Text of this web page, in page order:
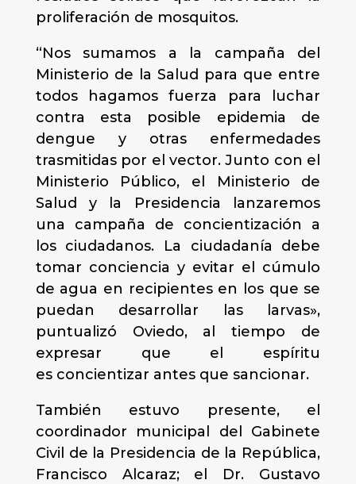
proliferación de mosquitos.
“Nos sumamos a la campaña del
Ministerio de la Salud para que entre
todos hagamos fuerza para luchar
contra esta posible epidemia de
dengue y otras enfermedades
trasmitidas por el vector. Junto con el
Ministerio Público, el Ministerio de
Salud y la Presidencia lanzaremos
una campaña de concientización a
los ciudadanos. La ciudadanía debe
tomar conciencia y evitar el cúmulo
de agua en recipientes en los que se
puedan desarrollar las larvas»,
puntualizó Oviedo, al tiempo de
expresar que el espíritu
es concientizar antes que sancionar.
También estuvo presente, el
coordinador municipal del Gabinete
Civil de la Presidencia de la República,
Francisco Alcaraz; el Dr. Gustavo